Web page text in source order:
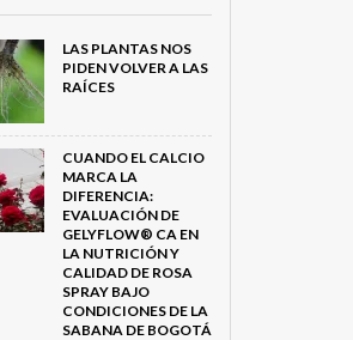
LAS PLANTAS NOS
PIDEN VOLVER A LAS
RAÍCES
CUANDO EL CALCIO
MARCA LA
DIFERENCIA:
EVALUACIÓN DE
GELYFLOW® CA EN
LA NUTRICIÓN Y
CALIDAD DE ROSA
SPRAY BAJO
CONDICIONES DE LA
SABANA DE BOGOTÁ